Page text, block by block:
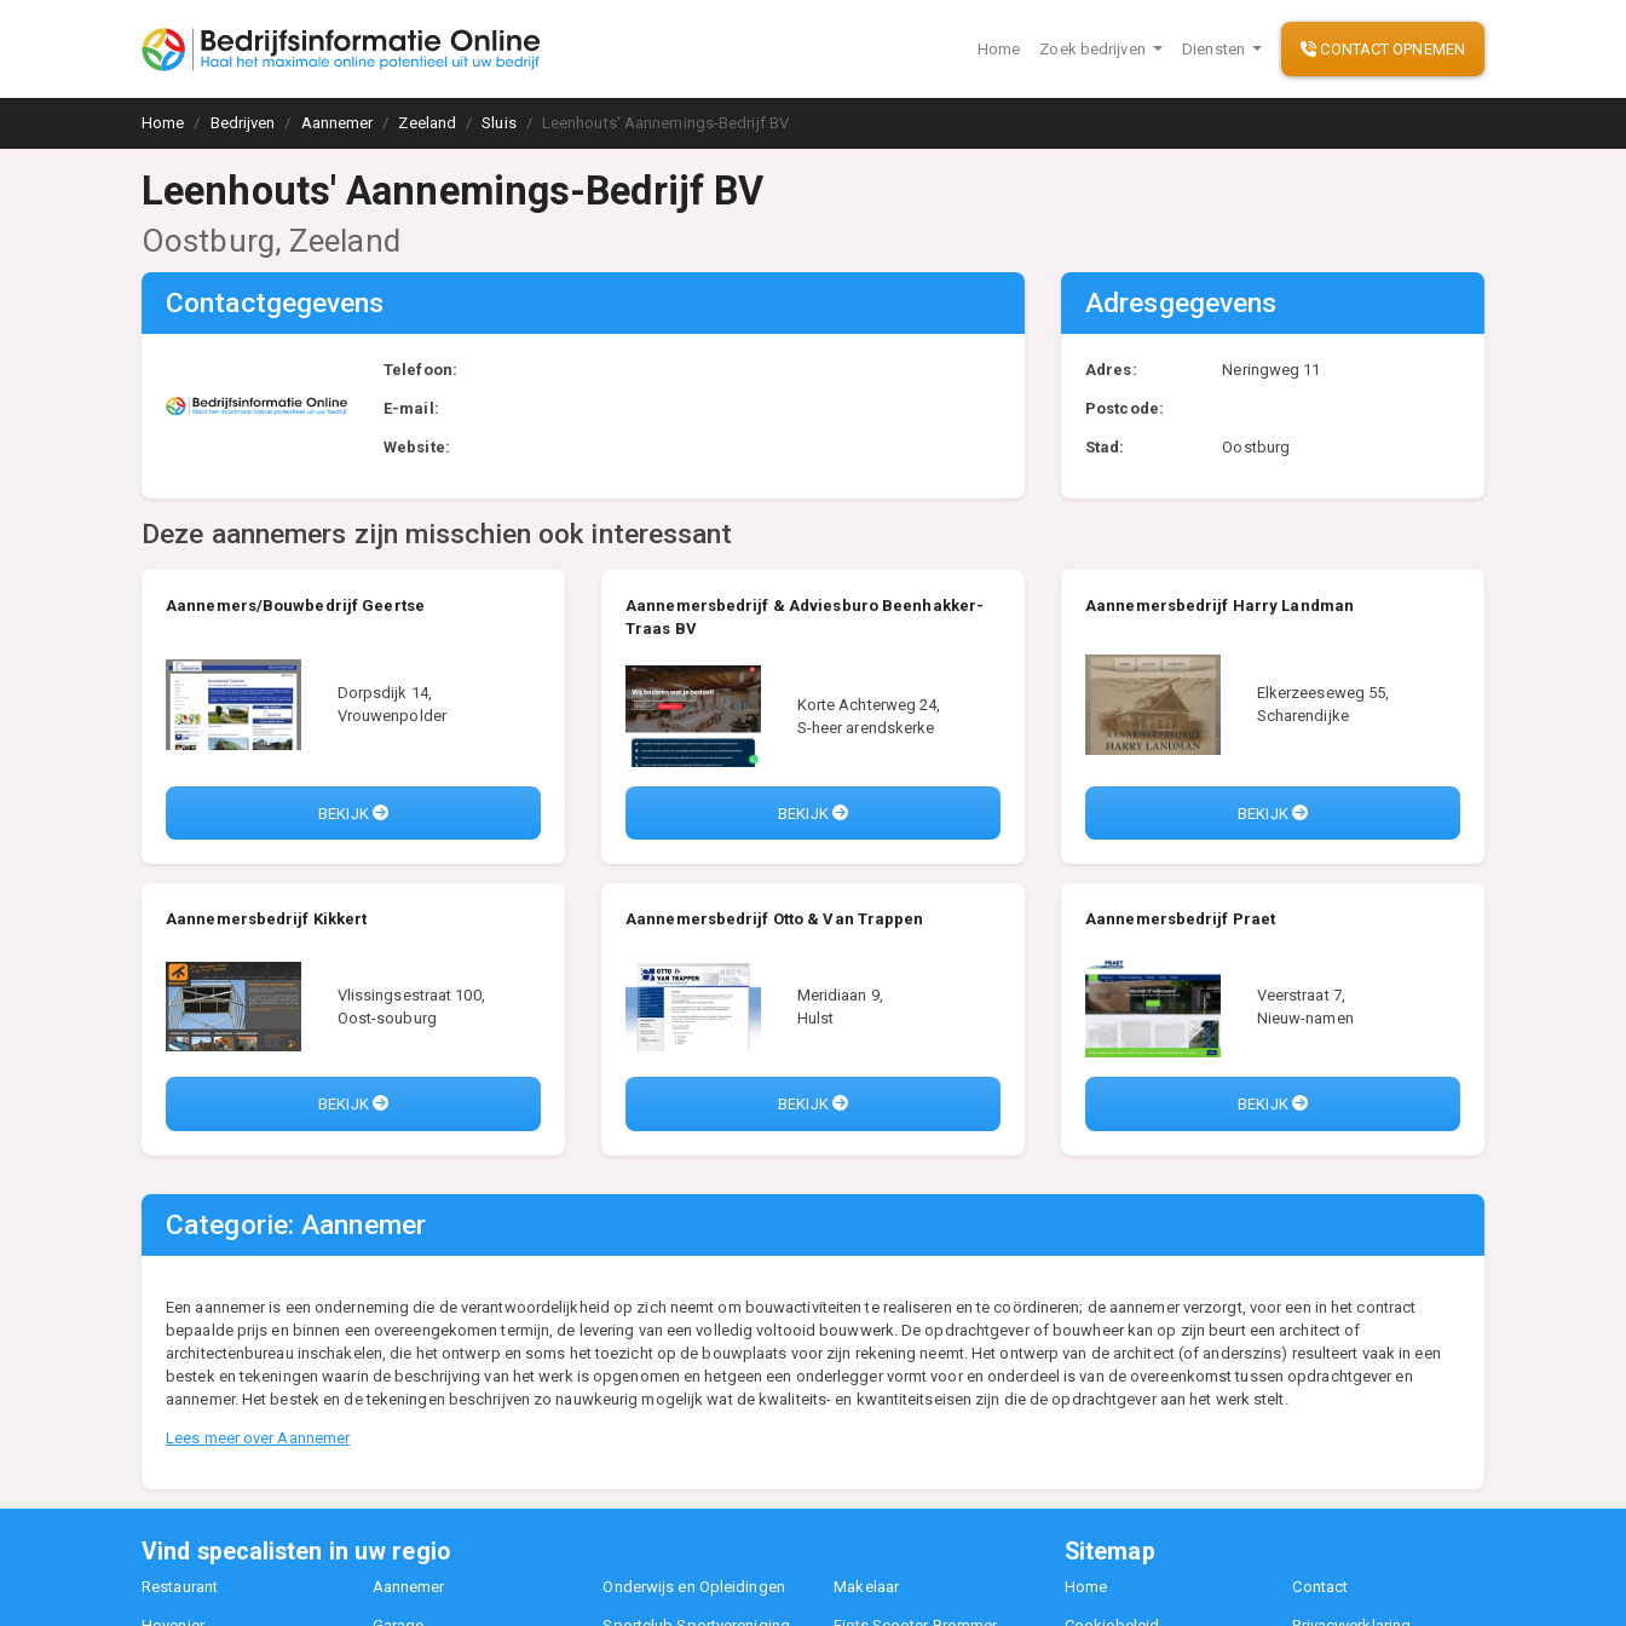
Home Zoek bedrijven Diensten CONTACT OPNEMEN
Home Bedrijven Aannemer Zeeland Sluis Leenhouts' Aannemings-Bedrijf BV
Leenhouts' Aannemings-Bedrijf BV
Oostburg, Zeeland
Contactgegevens
Telefoon:
E-mail:
Website:
Adresgegevens
Adres: Neringweg 11
Postcode:
Stad: Oostburg
Deze aannemers zijn misschien ook interessant
Aannemers/Bouwbedrijf Geertse
Dorpsdijk 14,
Vrouwenpolder
BEKIJK
Aannemersbedrijf & Adviesburo Beenhakker-
Traas BV
Korte Achterweg 24,
S-heer arendskerke
BEKIJK
Aannemersbedrijf Harry Landman
Elkerzeeseweg 55,
Scharendijke
BEKIJK
Aannemersbedrijf Kikkert
Vlissingsestraat 100,
Oost-souburg
BEKIJK
Aannemersbedrijf Otto & Van Trappen
Meridiaan 9,
Hulst
BEKIJK
Aannemersbedrijf Praet
Veerstraat 7,
Nieuw-namen
BEKIJK
Categorie: Aannemer
Een aannemer is een onderneming die de verantwoordelijkheid op zich neemt om bouwactiviteiten te realiseren en te coördineren; de aannemer verzorgt, voor een in het contract
bepaalde prijs en binnen een overeengekomen termijn, de levering van een volledig voltooid bouwwerk. De opdrachtgever of bouwheer kan op zijn beurt een architect of
architectenbureau inschakelen, die het ontwerp en soms het toezicht op de bouwplaats voor zijn rekening neemt. Het ontwerp van de architect (of anderszins) resulteert vaak in een
bestek en tekeningen waarin de beschrijving van het werk is opgenomen en hetgeen een onderlegger vormt voor en onderdeel is van de overeenkomst tussen opdrachtgever en
aannemer. Het bestek en de tekeningen beschrijven zo nauwkeurig mogelijk wat de kwaliteits- en kwantiteitseisen zijn die de opdrachtgever aan het werk stelt.
Lees meer over Aannemer
Vind specalisten in uw regio
Restaurant Aannemer Onderwijs en Opleidingen Makelaar
Sitemap
Home Contact